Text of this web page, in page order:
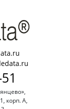
корп. А,